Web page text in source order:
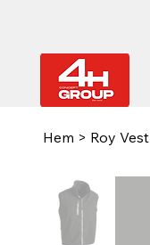
Hem > Roy Vest